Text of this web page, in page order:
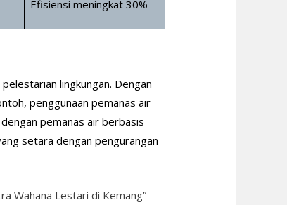
Efisiensi meningkat 30%
lingkungan. Dengan
penggunaan pemanas air
pemanas air berbasis
setara dengan pengurangan
Wahana Lestari di Kemang”